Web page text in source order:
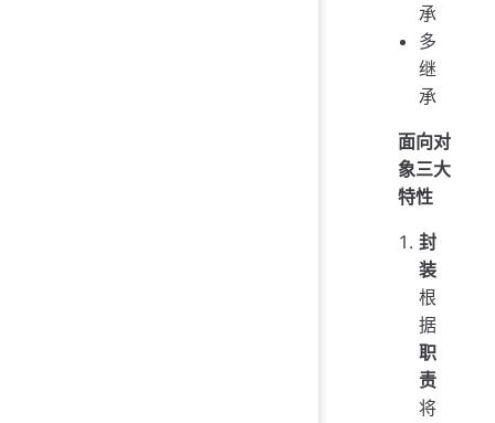
承
多
继
承
面向对
象三大
特性
封
装
根
据
职
责
将